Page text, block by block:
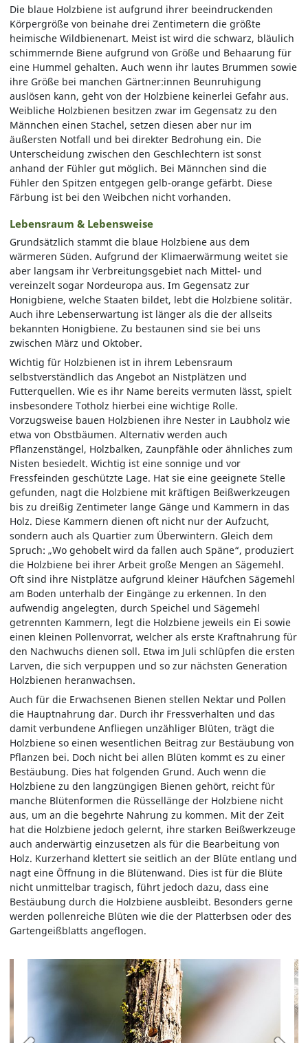
Die blaue Holzbiene ist aufgrund ihrer beeindruckenden
Körpergröße von beinahe drei Zentimetern die größte
heimische Wildbienenart. Meist ist wird die schwarz, bläulich
schimmernde Biene aufgrund von Größe und Behaarung für
eine Hummel gehalten. Auch wenn ihr lautes Brummen sowie
ihre Größe bei manchen Gärtner:innen Beunruhigung
auslösen kann, geht von der Holzbiene keinerlei Gefahr aus.
Weibliche Holzbienen besitzen zwar im Gegensatz zu den
Männchen einen Stachel, setzen diesen aber nur im
äußersten Notfall und bei direkter Bedrohung ein. Die
Unterscheidung zwischen den Geschlechtern ist sonst
anhand der Fühler gut möglich. Bei Männchen sind die
Fühler den Spitzen entgegen gelb-orange gefärbt. Diese
Färbung ist bei den Weibchen nicht vorhanden.
Lebensraum & Lebensweise
Grundsätzlich stammt die blaue Holzbiene aus dem
wärmeren Süden. Aufgrund der Klimaerwärmung weitet sie
aber langsam ihr Verbreitungsgebiet nach Mittel- und
vereinzelt sogar Nordeuropa aus. Im Gegensatz zur
Honigbiene, welche Staaten bildet, lebt die Holzbiene solitär.
Auch ihre Lebenserwartung ist länger als die der allseits
bekannten Honigbiene. Zu bestaunen sind sie bei uns
zwischen März und Oktober.
Wichtig für Holzbienen ist in ihrem Lebensraum
selbstverständlich das Angebot an Nistplätzen und
Futterquellen. Wie es ihr Name bereits vermuten lässt, spielt
insbesondere Totholz hierbei eine wichtige Rolle.
Vorzugsweise bauen Holzbienen ihre Nester in Laubholz wie
etwa von Obstbäumen. Alternativ werden auch
Pflanzenstängel, Holzbalken, Zaunpfähle oder ähnliches zum
Nisten besiedelt. Wichtig ist eine sonnige und vor
Fressfeinden geschützte Lage. Hat sie eine geeignete Stelle
gefunden, nagt die Holzbiene mit kräftigen Beißwerkzeugen
bis zu dreißig Zentimeter lange Gänge und Kammern in das
Holz. Diese Kammern dienen oft nicht nur der Aufzucht,
sondern auch als Quartier zum Überwintern. Gleich dem
Spruch: „Wo gehobelt wird da fallen auch Späne“, produziert
die Holzbiene bei ihrer Arbeit große Mengen an Sägemehl.
Oft sind ihre Nistplätze aufgrund kleiner Häufchen Sägemehl
am Boden unterhalb der Eingänge zu erkennen. In den
aufwendig angelegten, durch Speichel und Sägemehl
getrennten Kammern, legt die Holzbiene jeweils ein Ei sowie
einen kleinen Pollenvorrat, welcher als erste Kraftnahrung für
den Nachwuchs dienen soll. Etwa im Juli schlüpfen die ersten
Larven, die sich verpuppen und so zur nächsten Generation
Holzbienen heranwachsen.
Auch für die Erwachsenen Bienen stellen Nektar und Pollen
die Hauptnahrung dar. Durch ihr Fressverhalten und das
damit verbundene Anfliegen unzähliger Blüten, trägt die
Holzbiene so einen wesentlichen Beitrag zur Bestäubung von
Pflanzen bei. Doch nicht bei allen Blüten kommt es zu einer
Bestäubung. Dies hat folgenden Grund. Auch wenn die
Holzbiene zu den langzüngigen Bienen gehört, reicht für
manche Blütenformen die Rüssellänge der Holzbiene nicht
aus, um an die begehrte Nahrung zu kommen. Mit der Zeit
hat die Holzbiene jedoch gelernt, ihre starken Beißwerkzeuge
auch anderwärtig einzusetzen als für die Bearbeitung von
Holz. Kurzerhand klettert sie seitlich an der Blüte entlang und
nagt eine Öffnung in die Blütenwand. Dies ist für die Blüte
nicht unmittelbar tragisch, führt jedoch dazu, dass eine
Bestäubung durch die Holzbiene ausbleibt. Besonders gerne
werden pollenreiche Blüten wie die der Platterbsen oder des
Gartengeißblatts angeflogen.